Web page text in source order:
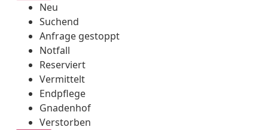
Neu
Suchend
Anfrage gestoppt
Notfall
Reserviert
Vermittelt
Endpflege
Gnadenhof
Verstorben